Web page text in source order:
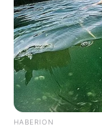
HABERION